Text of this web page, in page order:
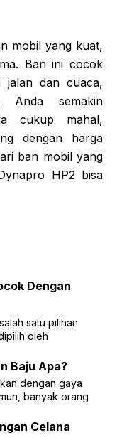
mobil yang kuat,
Ban ini cocok
jalan dan cuaca,
Anda semakin
cukup mahal,
dengan harga
ban mobil yang
HP2 bisa
Dengan
satu pilihan
oleh
Baju Apa?
dengan gaya
banyak orang
Celana